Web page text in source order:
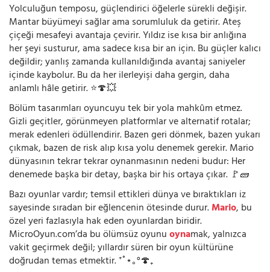
Yolculuğun temposu, güçlendirici öğelerle sürekli değişir.
Mantar büyümeyi sağlar ama sorumluluk da getirir. Ateş
çiçeği mesafeyi avantaja çevirir. Yıldız ise kısa bir anlığına
her şeyi susturur, ama sadece kısa bir an için. Bu güçler kalıcı
değildir; yanlış zamanda kullanıldığında avantaj saniyeler
içinde kaybolur. Bu da her ilerleyişi daha gergin, daha
anlamlı hâle getirir. ⭐🍄💥
Bölüm tasarımları oyuncuyu tek bir yola mahkûm etmez.
Gizli geçitler, görünmeyen platformlar ve alternatif rotalar;
merak edenleri ödüllendirir. Bazen geri dönmek, bazen yukarı
çıkmak, bazen de risk alıp kısa yolu denemek gerekir. Mario
dünyasının tekrar tekrar oynanmasının nedeni budur: Her
denemede başka bir detay, başka bir his ortaya çıkar. 🚩🧱
Bazı oyunlar vardır; temsil ettikleri dünya ve bıraktıkları iz
sayesinde sıradan bir eğlencenin ötesinde durur.Mario, bu
özel yeri fazlasıyla hak eden oyunlardan biridir.
MicroOyun.com’da bu ölümsüz oyunuoynamak, yalnızca
vakit geçirmek değil; yıllardır süren bir oyun kültürüne
doğrudan temas etmektir. ⁺˚⋆｡°🍄₊